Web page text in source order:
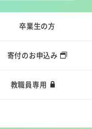
卒業生の方
寄付のお申込み
教職員専用